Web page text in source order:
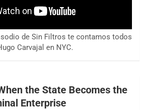
de Sin Filtros te contamos todos
Carvajal en NYC.
the State Becomes the
Enterprise